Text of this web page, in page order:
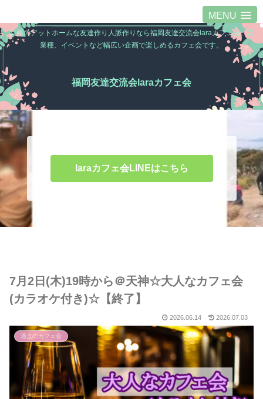
MENU
福岡のアットホームな友達作り人脈作りなら福岡友達交流会laraカフェ会。異
業種、イベントなど幅広い企画で楽しめるカフェ会です。
福岡友達交流会laraカフェ会
laraカフェ会LINEはこちら
7月2日(木)19時から＠天神☆大人なカフェ会
(カラオケ付き)☆【終了】
2026.06.14 2026.07.03
過去のカフェ会